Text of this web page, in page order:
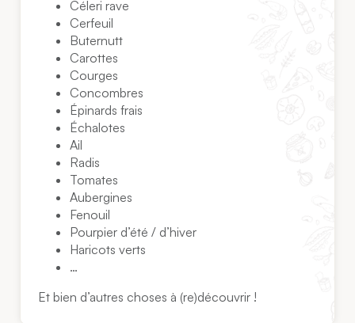
Céleri rave
Cerfeuil
Buternutt
Carottes
Courges
Concombres
Épinards frais
Échalotes
Ail
Radis
Tomates
Aubergines
Fenouil
Pourpier d’été / d’hiver
Haricots verts
…
Et bien d’autres choses à (re)découvrir !